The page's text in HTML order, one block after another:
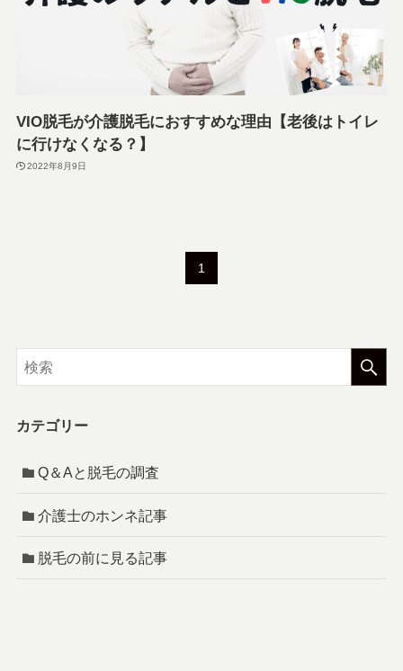
VIO脱毛が介護脱毛におすすめな理由【老後はトイレ
に行けなくなる？】
2022年8月9日
1
カテゴリー
Q＆Aと脱毛の調査
介護士のホンネ記事
脱毛の前に見る記事